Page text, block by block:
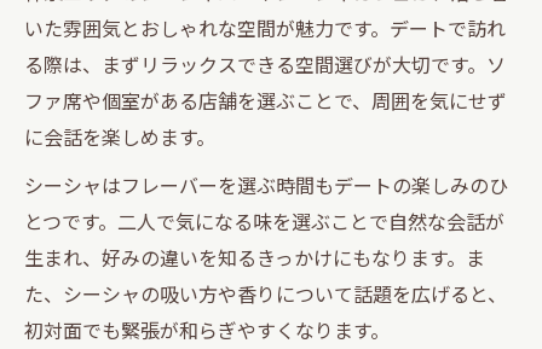
いた雰囲気とおしゃれな空間が魅力です。デートで訪れ
る際は、まずリラックスできる空間選びが大切です。ソ
ファ席や個室がある店舗を選ぶことで、周囲を気にせず
に会話を楽しめます。
シーシャはフレーバーを選ぶ時間もデートの楽しみのひ
とつです。二人で気になる味を選ぶことで自然な会話が
生まれ、好みの違いを知るきっかけにもなります。ま
た、シーシャの吸い方や香りについて話題を広げると、
初対面でも緊張が和らぎやすくなります。